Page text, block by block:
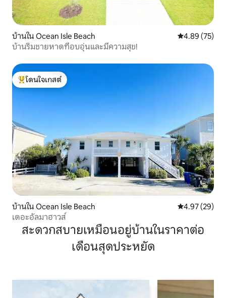
บ้านใน Ocean Isle Beach คะแนนเฉลี่ย
4.89 (75)
บ้านริมชายหาดที่อบอุ่นและมีความสุข!
โดนใจเกสต์ที่สุด
โดนใจเกสต์
บ้านใน Ocean Isle Beach คะแนนเฉลี่ย
4.97 (29)
เดอะอัลมาฮาวส์
สะดวกสบายเหมือนอยู่บ้านในราคาต่อ
เดือนสุดประหยัด